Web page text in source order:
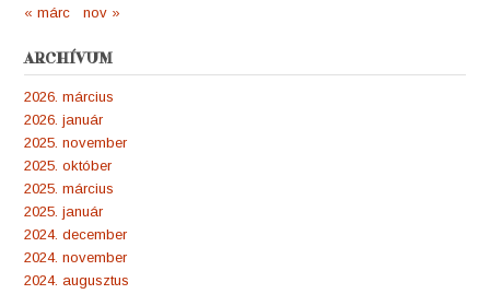
« márc nov »
ARCHÍVUM
2026. március
2026. január
2025. november
2025. október
2025. március
2025. január
2024. december
2024. november
2024. augusztus